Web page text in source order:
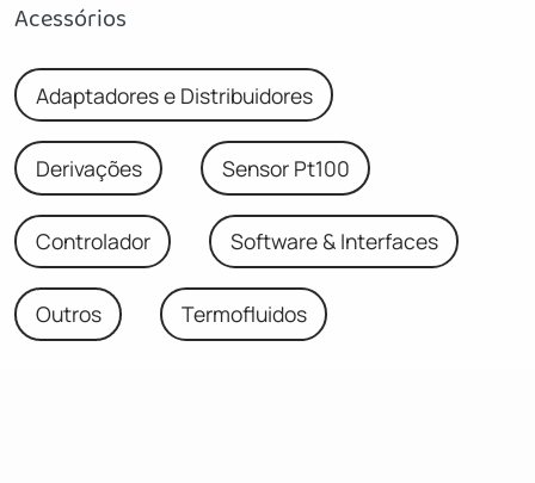
Acessórios
Adaptadores e Distribuidores
Derivações Sensor Pt100
Controlador Software & Interfaces
Outros Termofluidos